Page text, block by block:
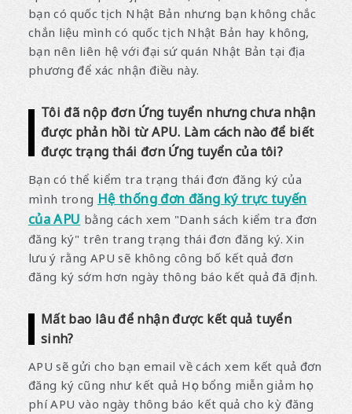
bạn có quốc tịch Nhật Bản nhưng bạn không chắc
chắn liệu mình có quốc tịch Nhật Bản hay không,
bạn nên liên hệ với đại sứ quán Nhật Bản tại địa
phương để xác nhận điều này.
Tôi đã nộp đơn Ứng tuyển nhưng chưa nhận
được phản hồi từ APU. Làm cách nào để biết
được trạng thái đơn Ứng tuyển của tôi?
Bạn có thể kiểm tra trạng thái đơn đăng ký của
mình trong Hệ thống đơn đăng ký trực tuyến
của APU bằng cách xem "Danh sách kiểm tra đơn
đăng ký" trên trang trạng thái đơn đăng ký. Xin
lưu ý rằng APU sẽ không công bố kết quả đơn
đăng ký sớm hơn ngày thông báo kết quả đã định.
Mất bao lâu để nhận được kết quả tuyển
sinh?
APU sẽ gửi cho bạn email về cách xem kết quả đơn
đăng ký cũng như kết quả Học bổng miễn giảm học
phí APU vào ngày thông báo kết quả cho kỳ đăng